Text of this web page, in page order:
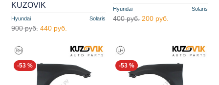
Hyundai Solaris
KUZOVIK
900 руб. 440 руб.
Hyundai Solaris
400 руб. 200 руб.
-53 % -53 %